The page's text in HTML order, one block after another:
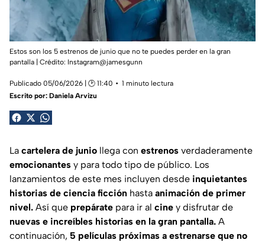
Estos son los 5 estrenos de junio que no te puedes perder en la gran
pantalla | Crédito: Instagram@jamesgunn
Publicado 05/06/2026 | 🕑 11:40
1 minuto lectura
Escrito por: Daniela Arvizu
La cartelera de junio llega con estrenos verdaderamente
emocionantes y para todo tipo de público. Los
lanzamientos de este mes incluyen desde inquietantes
historias de ciencia ficción hasta animación de primer
nivel. Así que prepárate para ir al cine y disfrutar de
nuevas e increíbles historias en la gran pantalla. A
continuación, 5 películas próximas a estrenarse que no